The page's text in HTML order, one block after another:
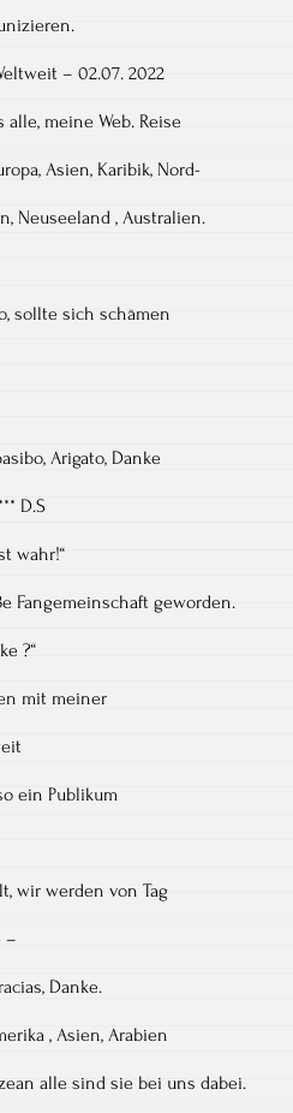
– 02.07. 2022
meine Web. Reise
Asien, Karibik, Nord-
Neuseeland , Australien.
sollte sich schämen
Arigato, Danke
D.S
wahr!“
Fangemeinschaft geworden.
?“
mit meiner
ein Publikum
wir werden von Tag
–
Danke.
, Asien, Arabien
alle sind sie bei uns dabei.